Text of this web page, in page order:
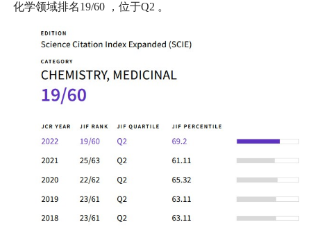
化学领域排名19/60 ，位于Q2 。